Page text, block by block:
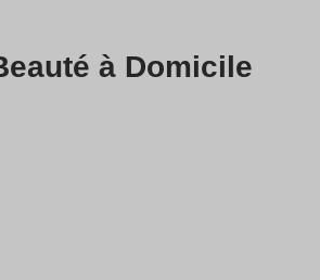
à Domicile